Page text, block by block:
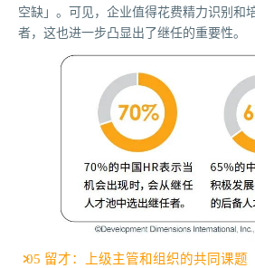
空缺」。可见，企业值得花费精力识别和
者，这也进一步凸显出了继任的重要性。
05 留才：上级主管和组织的共同课题